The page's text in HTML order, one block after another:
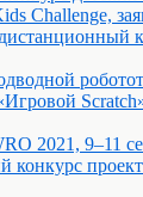
Challenge,
2021, 9–11
конкурс